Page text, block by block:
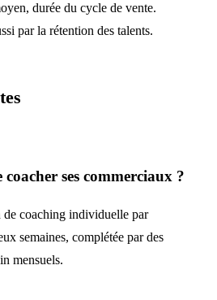
durée du cycle de vente.
par la rétention des talents.
ses commerciaux ?
de coaching individuelle par
semaines, complétée par des
mensuels.